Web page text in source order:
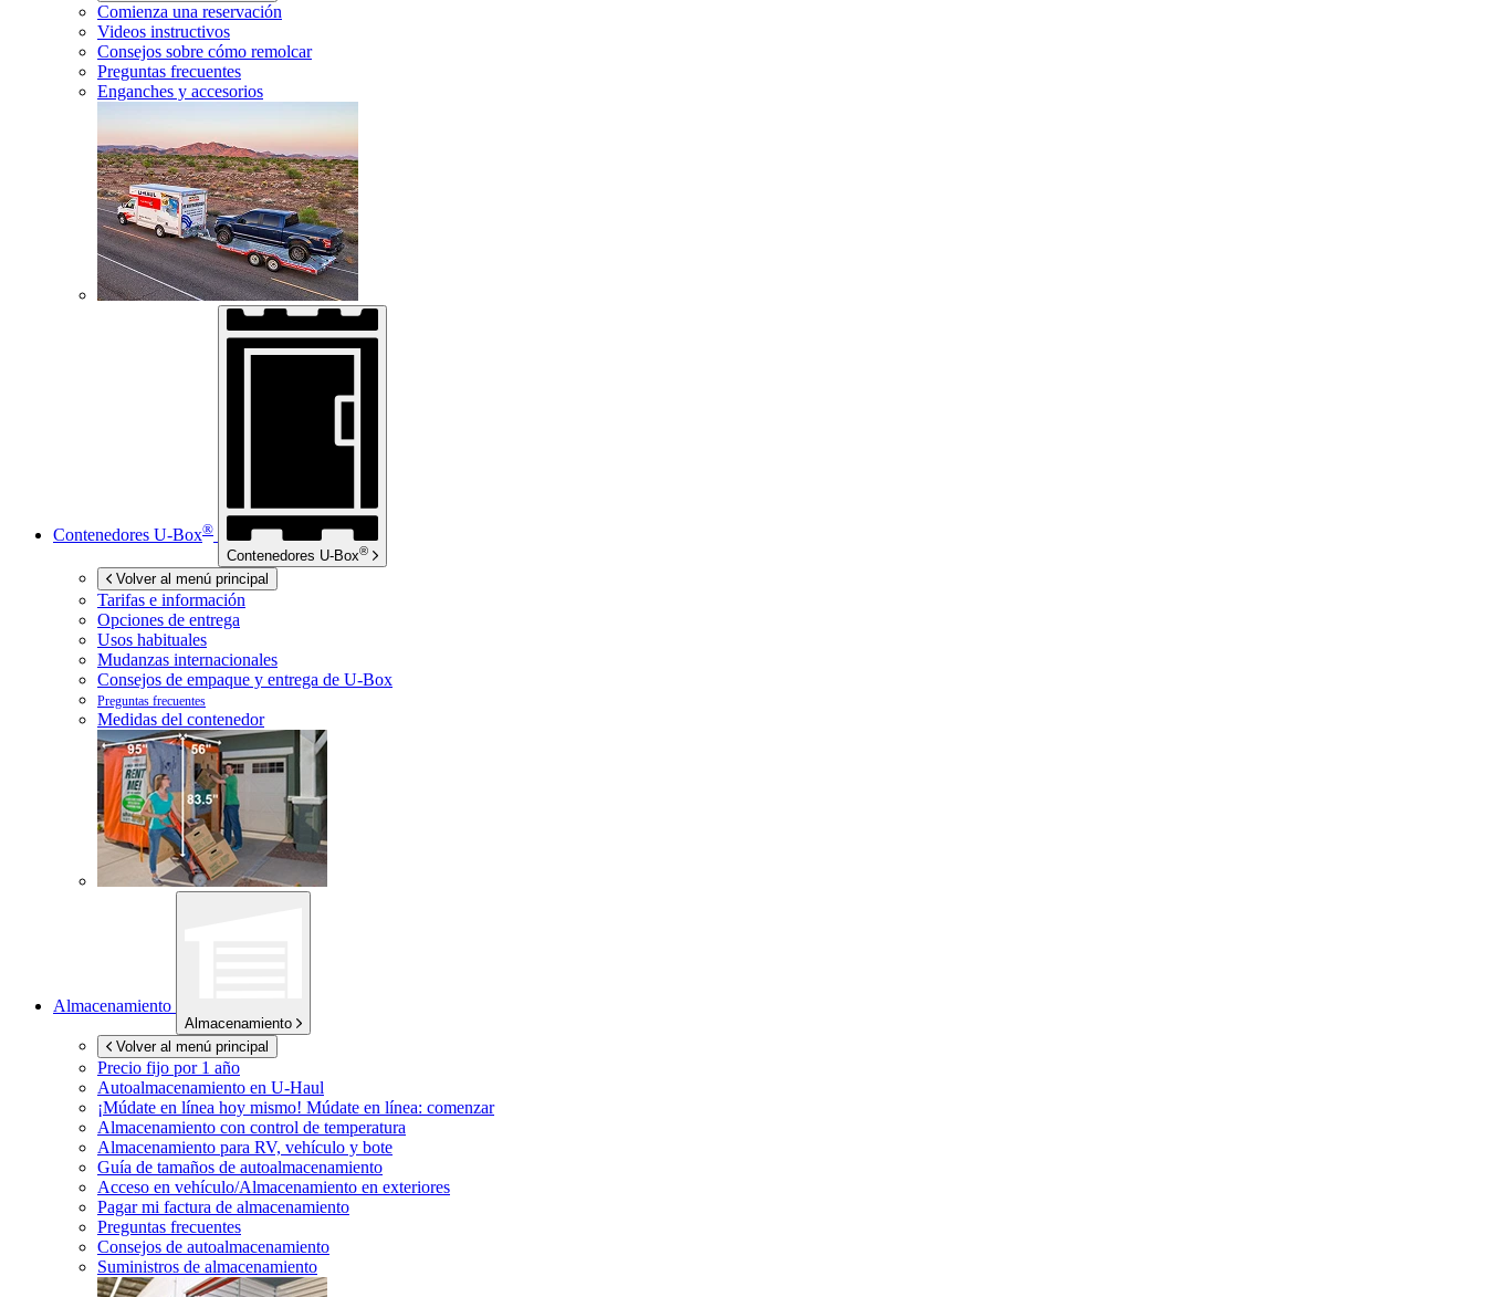
Comienza una reservación
Videos instructivos
Consejos sobre cómo remolcar
Preguntas frecuentes
Enganches y accesorios
Contenedores U-Box®
Contenedores U-Box®
Volver al menú principal
Tarifas e información
Opciones de entrega
Usos habituales
Mudanzas internacionales
Consejos de empaque y entrega de U-Box
Preguntas frecuentes
Medidas del contenedor
Almacenamiento
Almacenamiento
Volver al menú principal
Precio fijo por 1 año
Autoalmacenamiento en U-Haul
¡Múdate en línea hoy mismo! Múdate en línea: comenzar
Almacenamiento con control de temperatura
Almacenamiento para RV, vehículo y bote
Guía de tamaños de autoalmacenamiento
Acceso en vehículo/Almacenamiento en exteriores
Pagar mi factura de almacenamiento
Preguntas frecuentes
Consejos de autoalmacenamiento
Suministros de almacenamiento